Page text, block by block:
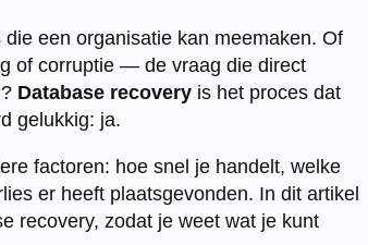
een organisatie kan meemaken. Of
of corruptie — de vraag die direct
Database recovery is het proces dat
gelukkig: ja.
factoren: hoe snel je handelt, welke
er heeft plaatsgevonden. In dit artikel
recovery, zodat je weet wat je kunt